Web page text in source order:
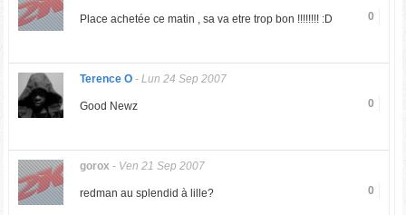
0
Place achetée ce matin , sa va etre trop bon !!!!!!!! :D
Terence O- Lun 24 Sep 2007
0
Good Newz
gorox - Ven 21 Sep 2007
0
redman au splendid à lille?